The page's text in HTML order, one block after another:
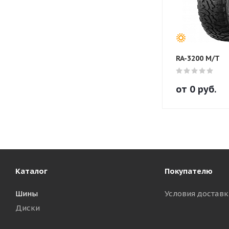
RA-3200 M/T
от 0 руб.
Каталог
Шины
Диски
Покупателю
Условия